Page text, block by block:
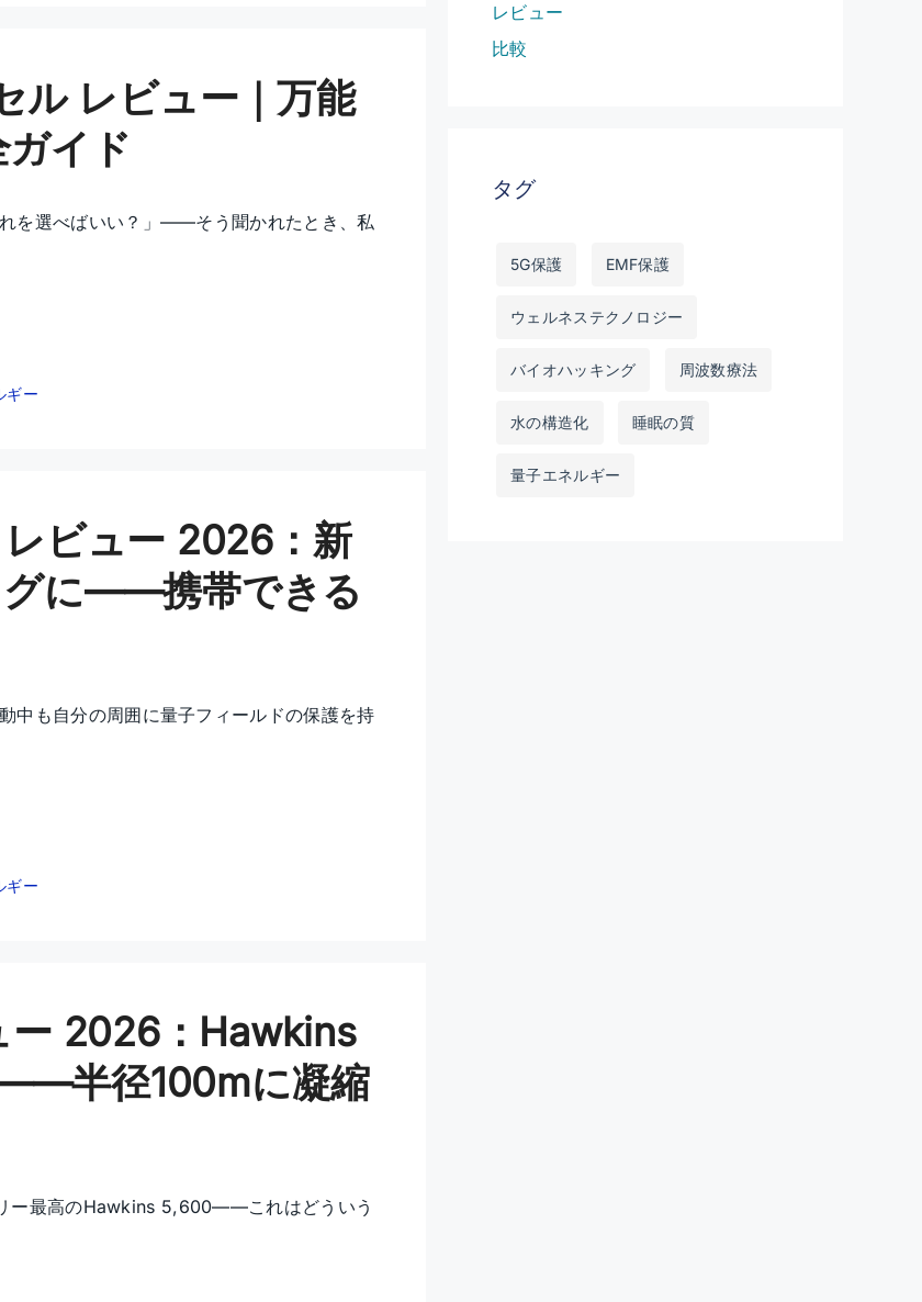
ル レビュー｜万能
イド
を選べばいい？」——そう聞かれたとき、私
ギー
ビュー 2026：新
グに——携帯できる
も自分の周囲に量子フィールドの保護を持
ギー
ー 2026：Hawkins
半径100mに凝縮
ー最高のHawkins 5,600——これはどういう
レビュー
比較
タグ
5G保護 EMF保護
ウェルネステクノロジー
バイオハッキング 周波数療法
水の構造化 睡眠の質
量子エネルギー